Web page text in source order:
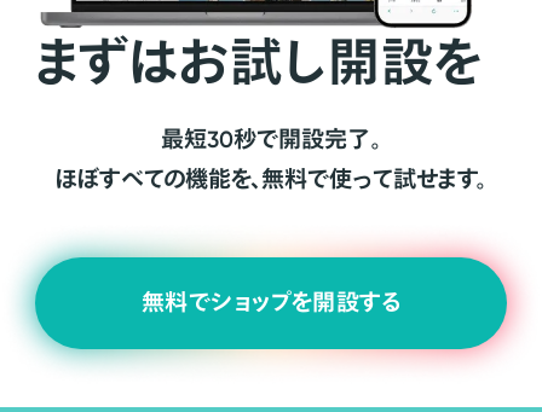
まずはお試し開設を
最短30秒で開設完了。
ほぼすべての機能を、無料で使って試せます。
無料でショップを開設する